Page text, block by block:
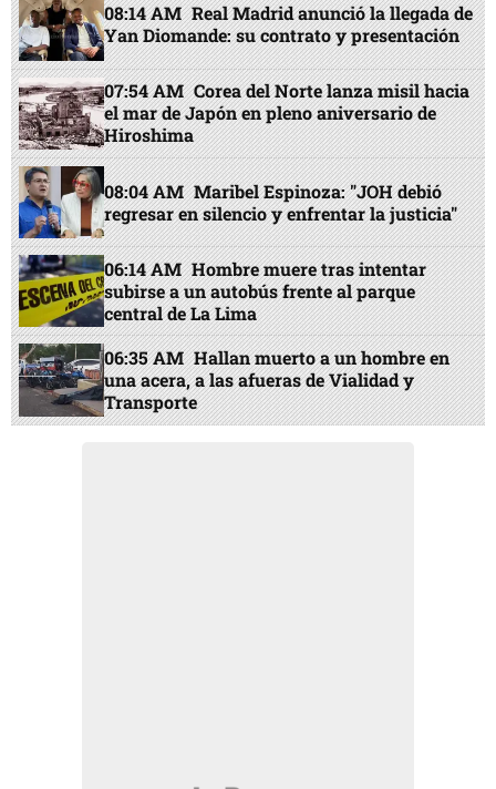
08:14 AM Real Madrid anunció la llegada de
Yan Diomande: su contrato y presentación
07:54 AM Corea del Norte lanza misil hacia
el mar de Japón en pleno aniversario de
Hiroshima
08:04 AM Maribel Espinoza: "JOH debió
regresar en silencio y enfrentar la justicia"
06:14 AM Hombre muere tras intentar
subirse a un autobús frente al parque
central de La Lima
06:35 AM Hallan muerto a un hombre en
una acera, a las afueras de Vialidad y
Transporte